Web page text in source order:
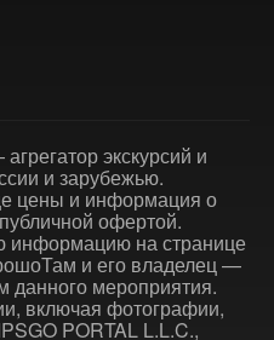
экскурсий и
и зарубежью.
цены и информация о
офертой.
информацию на странице
и его владелец —
данного мероприятия.
включая фотографии,
PORTAL L.L.C.,